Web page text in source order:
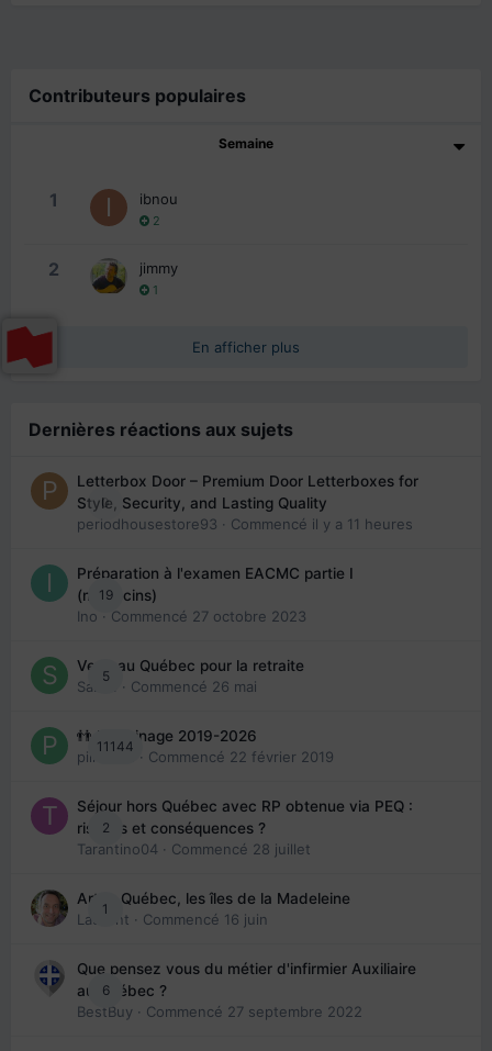
Contributeurs populaires
Semaine
1 ibnou
2
2 jimmy
1
En afficher plus
Dernières réactions aux sujets
0
Letterbox Door – Premium Door Letterboxes for
Style, Security, and Lasting Quality
periodhousestore93 · Commencé il y a 11 heures
19
Préparation à l'examen EACMC partie I
(médecins)
Ino · Commencé 27 octobre 2023
5
Venir au Québec pour la retraite
Sab74
· Commencé 26 mai
11144
👬 Parrainage 2019-2026
piinoush · Commencé 22 février 2019
2
Séjour hors Québec avec RP obtenue via PEQ :
risques et conséquences ?
Tarantino04 · Commencé 28 juillet
1
Arte : Québec, les îles de la Madeleine
Laurent · Commencé 16 juin
6
Que pensez vous du métier d'infirmier Auxiliaire
au Québec ?
BestBuy · Commencé 27 septembre 2022